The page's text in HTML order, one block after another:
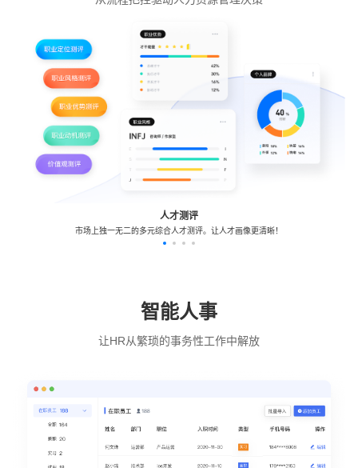
人才测评
市场上独一无二的多元综合人才测评。让人才画像更清晰！
智能人事
让HR从繁琐的事务性工作中解放